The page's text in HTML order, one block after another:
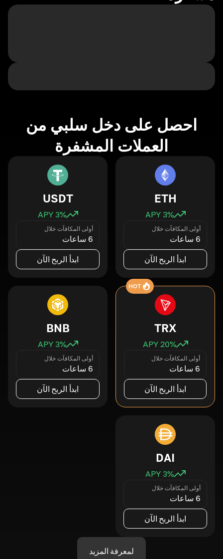
احصل على دخل سلبي من
العملات المشفرة
ETH
3% APY
أولى المكافآت خلال
6 ساعات
ابدأ الربح الآن
USDT
3% APY
أولى المكافآت خلال
6 ساعات
ابدأ الربح الآن
HOT
TRX
20% APY
أولى المكافآت خلال
6 ساعات
ابدأ الربح الآن
BNB
3% APY
أولى المكافآت خلال
6 ساعات
ابدأ الربح الآن
DAI
3% APY
أولى المكافآت خلال
6 ساعات
ابدأ الربح الآن
لمعرفة المزيد